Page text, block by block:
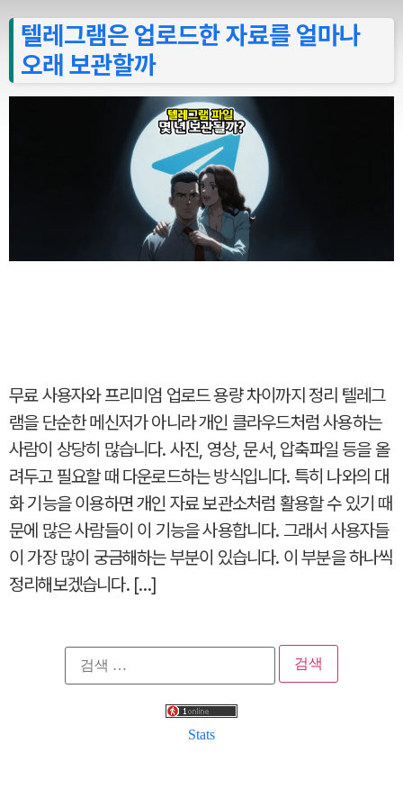
텔레그램은 업로드한 자료를 얼마나
오래 보관할까
무료 사용자와 프리미엄 업로드 용량 차이까지 정리 텔레그
램을 단순한 메신저가 아니라 개인 클라우드처럼 사용하는
사람이 상당히 많습니다. 사진, 영상, 문서, 압축파일 등을 올
려두고 필요할 때 다운로드하는 방식입니다. 특히 나와의 대
화 기능을 이용하면 개인 자료 보관소처럼 활용할 수 있기 때
문에 많은 사람들이 이 기능을 사용합니다. 그래서 사용자들
이 가장 많이 궁금해하는 부분이 있습니다. 이 부분을 하나씩
정리해보겠습니다. […]
검
색:
Stats